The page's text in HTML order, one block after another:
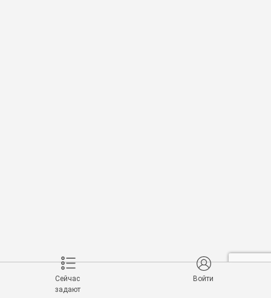
Сейчас
задают
Войти